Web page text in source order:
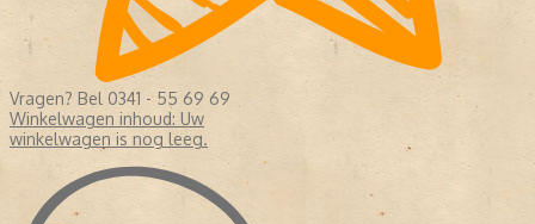
Vragen? Bel 0341 - 55 69 69
Winkelwagen inhoud: Uw
winkelwagen is nog leeg.